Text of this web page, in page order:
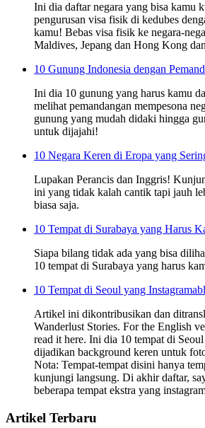
Ini dia daftar negara yang bisa kamu
pengurusan visa fisik di kedubes
kamu! Bebas visa fisik ke negara-
Maldives, Jepang dan Hong Kong
10 Gunung Indonesia dengan
Ini dia 10 gunung yang harus kamu
melihat pemandangan mempesona
gunung yang mudah didaki hingga
untuk dijajahi!
10 Negara Keren di Eropa yang
Lupakan Perancis dan Inggris!
ini yang tidak kalah cantik tapi jauh
biasa saja.
10 Tempat di Surabaya yang Harus
Siapa bilang tidak ada yang bisa
10 tempat di Surabaya yang harus
10 Tempat di Seoul yang
Artikel ini dikontribusikan dan
Wanderlust Stories. For the English
read it here. Ini dia 10 tempat di
dijadikan background keren untuk
Nota: Tempat-tempat disini hanya
kunjungi langsung. Di akhir daftar,
beberapa tempat ekstra yang
Artikel Terbaru